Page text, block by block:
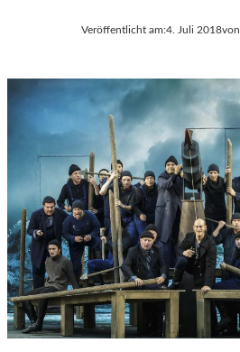
Veröffentlicht am:4. Juli 2018von